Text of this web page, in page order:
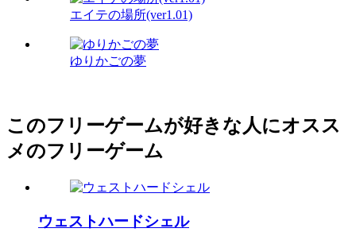
エイテの場所(ver1.01)
ゆりかごの夢
このフリーゲームが好きな人にオスス
メのフリーゲーム
ウェストハードシェル